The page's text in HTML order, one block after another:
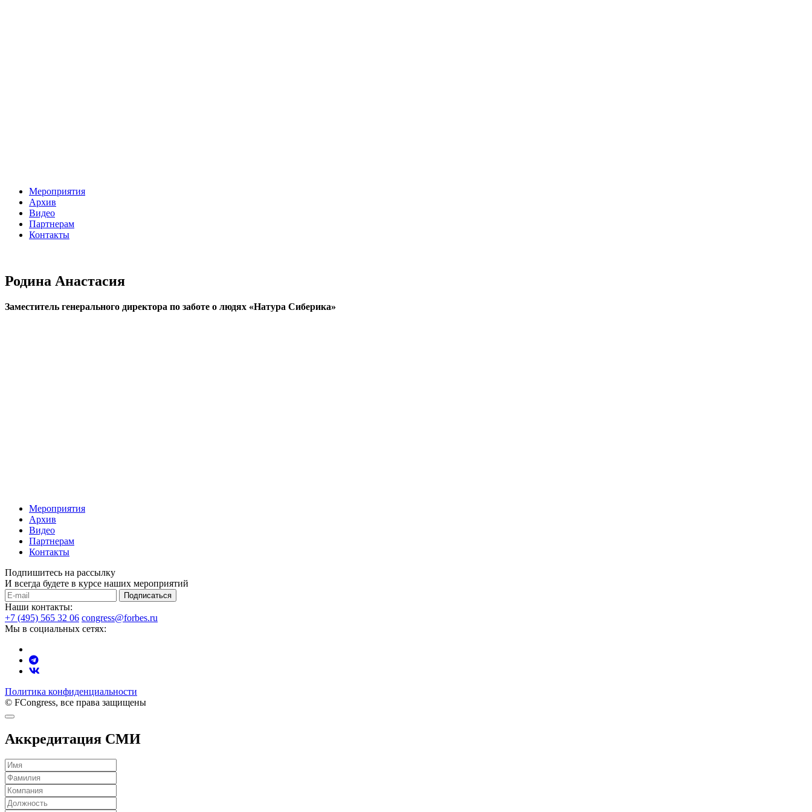
Мероприятия
Архив
Видео
Партнерам
Контакты
Родина Анастасия
Заместитель генерального директора по заботе о людях «Натура Сиберика»
Мероприятия
Архив
Видео
Партнерам
Контакты
Подпишитесь на рассылку
И всегда будете в курсе наших мероприятий
Подписаться
Наши контакты:
+7 (495) 565 32 06 congress@forbes.ru
Мы в социальных сетях:
Политика конфиденциальности
© FCongress, все права защищены
Аккредитация СМИ